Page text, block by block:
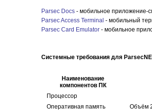
Parsec Docs - мобильное приложение-
Parsec Access Terminal - мобильный
Parsec Card Emulator - мобильное
Системные требования для
Наименование
компонентов ПК
Процессор
Оперативная память
Объём